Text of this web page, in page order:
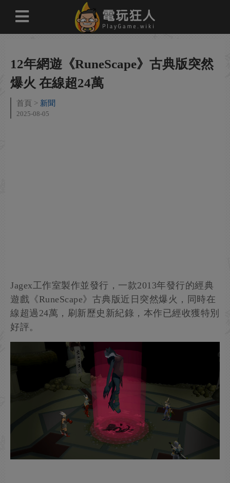
12年網遊《RuneScape》古典版突然
爆火 在線超24萬
首頁 新聞
2025-08-05
Jagex工作室製作並發行，一款2013年發行的經典
遊戲《RuneScape》古典版近日突然爆火，同時在
線超過24萬，刷新歷史新紀錄，本作已經收獲特別
好評。